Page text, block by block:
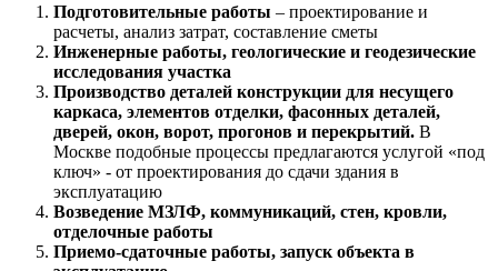
Подготовительные работы – проектирование и
расчеты, анализ затрат, составление сметы
Инженерные работы, геологические и геодезические
исследования участка
Производство деталей конструкции для несущего
каркаса, элементов отделки, фасонных деталей,
дверей, окон, ворот, прогонов и перекрытий. В
Москве подобные процессы предлагаются услугой «под
ключ» - от проектирования до сдачи здания в
эксплуатацию
Возведение МЗЛФ, коммуникаций, стен, кровли,
отделочные работы
Приемо-сдаточные работы, запуск объекта в